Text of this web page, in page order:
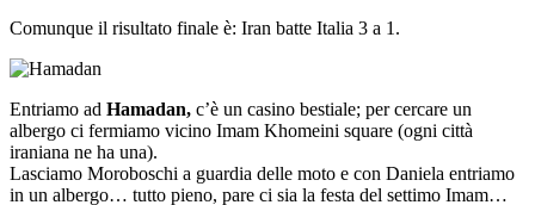
Comunque il risultato finale è: Iran batte Italia 3 a 1.
Entriamo ad Hamadan, c’è un casino bestiale; per cercare un
albergo ci fermiamo vicino Imam Khomeini square (ogni città
iraniana ne ha una).
Lasciamo Moroboschi a guardia delle moto e con Daniela entriamo
in un albergo… tutto pieno, pare ci sia la festa del settimo Imam…